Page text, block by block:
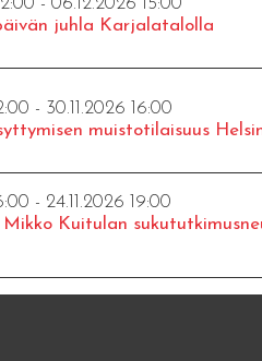
- 06.12.2026 15:00
juhla Karjalatalolla
- 30.11.2026 16:00
muistotilaisuus
- 24.11.2026 19:00
Kuitulan